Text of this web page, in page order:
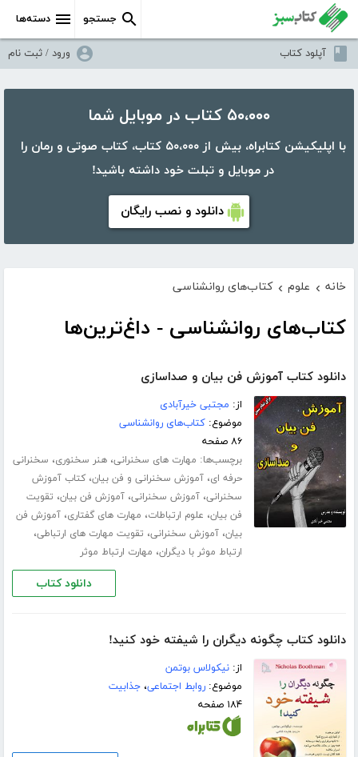
دسته‌ها جستجو
آپلود کتاب ورود / ثبت نام
۵۰،۰۰۰ کتاب در موبایل شما
با اپلیکیشن کتابراه، بیش از ۵۰،۰۰۰ کتاب، کتاب صوتی و رمان را
در موبایل و تبلت خود داشته باشید!
دانلود و نصب رایگان
خانه › علوم › کتاب‌های روانشناسی
کتاب‌های روانشناسی - داغ‌ترین‌ها
دانلود کتاب آموزش فن بیان و صداسازی
از: مجتبی خیرآبادی
موضوع:کتاب‌های روانشناسی
۸۶ صفحه
برچسب‌ها: مهارت های سخنرانی،هنر سخنوری، سخنرانی
حرفه ای،آموزش سخنرانی و فن بیان،کتاب آموزش
سخنرانی،آموزش سخنرانی،آموزش فن بیان، تقویت
فن بیان، علوم ارتباطات، مهارت های گفتاری،آموزش فن
بیان،آموزش سخنرانی، تقویت مهارت های ارتباطی،
ارتباط موثر با دیگران، مهارت ارتباط موثر
دانلود کتاب
دانلود کتاب چگونه دیگران را شیفته خود کنید!
از:نیکولاس بوتمن
موضوع:روابط اجتماعی،جذابیت
۱۸۴ صفحه